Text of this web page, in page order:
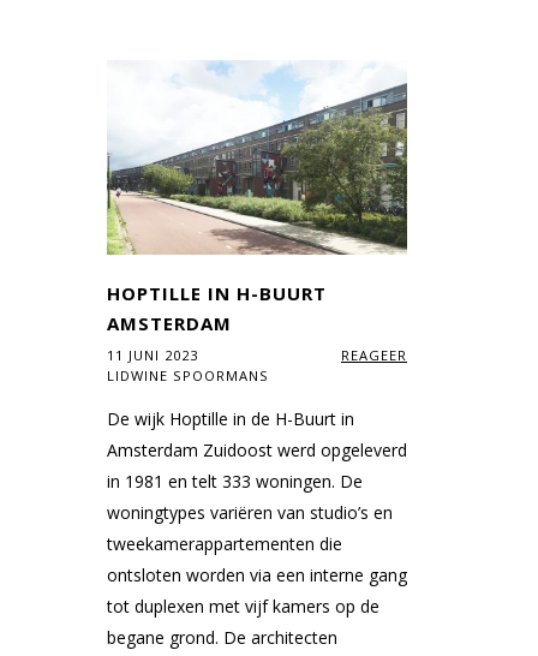
HOPTILLE IN H-BUURT
AMSTERDAM
11 JUNI 2023
REAGEER
LIDWINE SPOORMANS
De wijk Hoptille in de H-Buurt in
Amsterdam Zuidoost werd opgeleverd
in 1981 en telt 333 woningen. De
woningtypes variëren van studio’s en
tweekamerappartementen die
ontsloten worden via een interne gang
tot duplexen met vijf kamers op de
begane grond. De architecten